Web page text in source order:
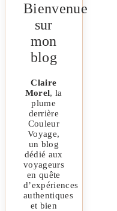
Bienvenue
sur
mon
blog
Claire
Morel, la
plume
derrière
Couleur
Voyage,
un blog
dédié aux
voyageurs
en quête
d’expériences
authentiques
et bien